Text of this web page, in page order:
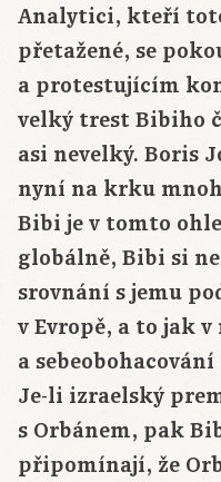
Analytici, kteří
přetažené, se
a protestujícím
velký trest Bibiho
asi nevelký. Boris
nyní na krku
Bibi je v tomto
globálně, Bibi si
srovnání s jemu
v Evropě, a to jak
a
Je-li izraelský
s Orbánem, pak
připomínají, že